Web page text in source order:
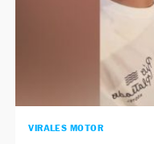
VIRALES MOTOR